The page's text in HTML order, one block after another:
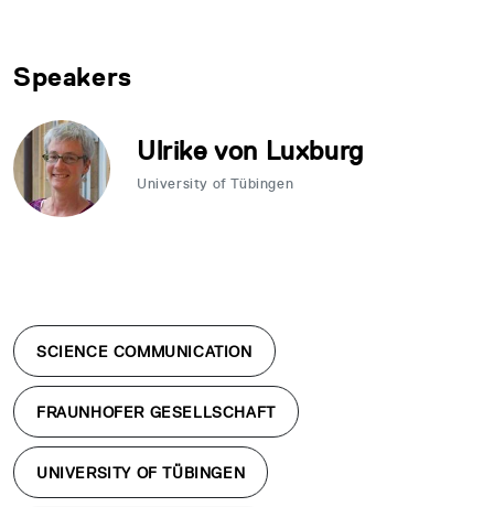
Speakers
Ulrike von Luxburg
University of Tübingen
SCIENCE COMMUNICATION
FRAUNHOFER GESELLSCHAFT
UNIVERSITY OF TÜBINGEN